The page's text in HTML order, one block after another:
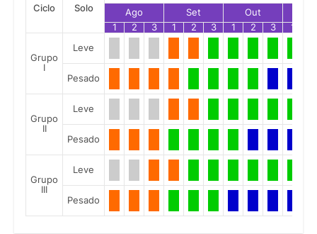
Ciclo Solo
Ago
Set Out
1
2 3 1 2 3 1 2 3 1
Grupo
I
Leve
Pesado
Grupo
II
Leve
Pesado
Grupo
III
Leve
Pesado